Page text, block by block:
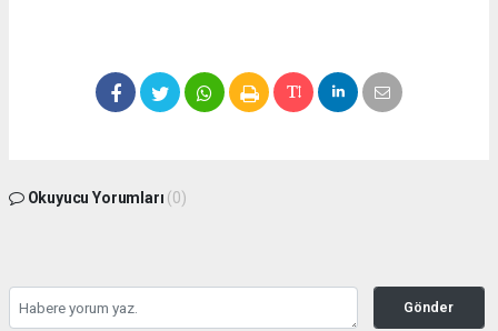
Okuyucu Yorumları (0)
Gönder